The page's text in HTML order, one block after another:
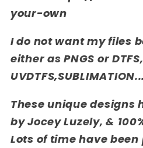
your-own
I do not want my files
either as PNGS or DTFS,
These unique designs
by Jocey Luzely, &
Lots of time have